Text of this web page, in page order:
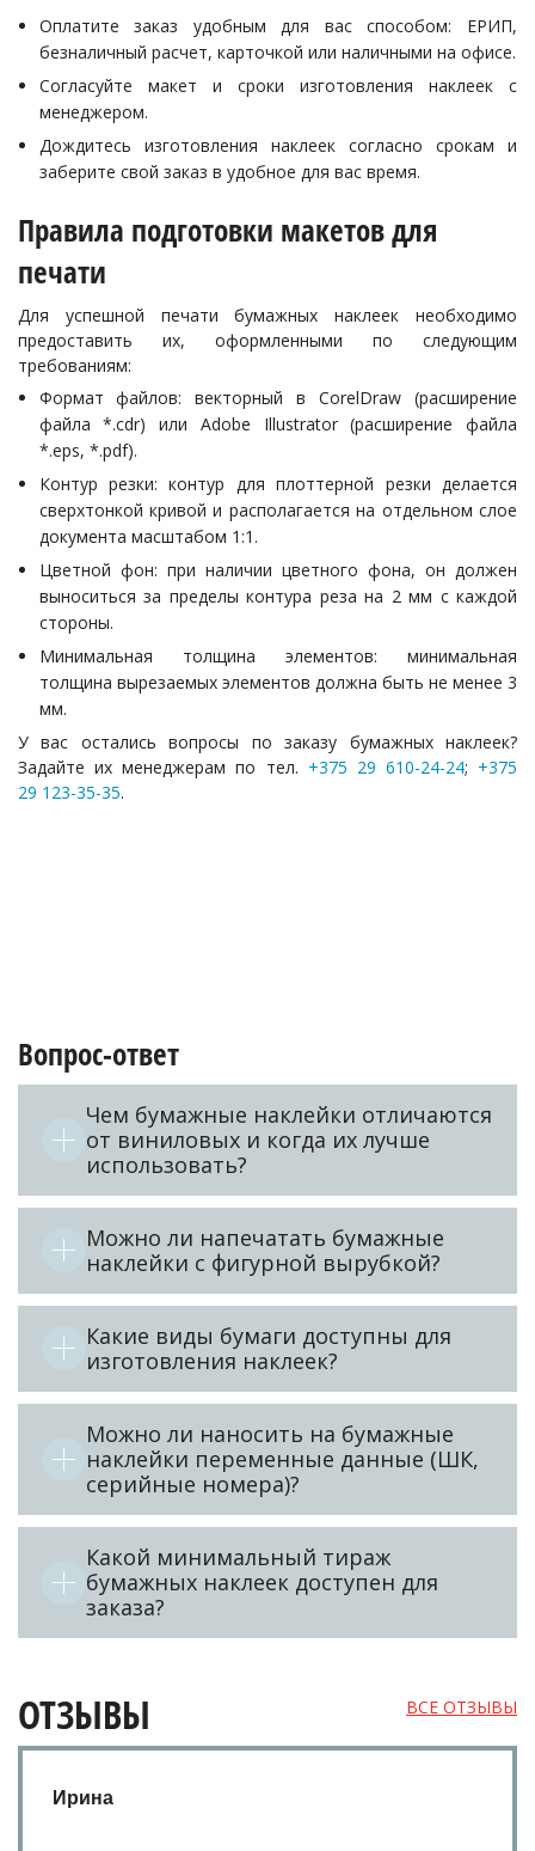
Оплатите заказ удобным для вас способом: ЕРИП,
безналичный расчет, карточкой или наличными на офисе.
Согласуйте макет и сроки изготовления наклеек с
менеджером.
Дождитесь изготовления наклеек согласно срокам и
заберите свой заказ в удобное для вас время.
Правила подготовки макетов для
печати
Для успешной печати бумажных наклеек необходимо
предоставить их, оформленными по следующим
требованиям:
Формат файлов: векторный в CorelDraw (расширение
файла *.cdr) или Adobe Illustrator (расширение файла
*.eps, *.pdf).
Контур резки: контур для плоттерной резки делается
сверхтонкой кривой и располагается на отдельном слое
документа масштабом 1:1.
Цветной фон: при наличии цветного фона, он должен
выноситься за пределы контура реза на 2 мм с каждой
стороны.
Минимальная толщина элементов: минимальная
толщина вырезаемых элементов должна быть не менее 3
мм.
У вас остались вопросы по заказу бумажных наклеек?
Задайте их менеджерам по тел. +375 29 610-24-24; +375
29 123-35-35.
Вопрос-ответ
Чем бумажные наклейки отличаются
от виниловых и когда их лучше
использовать?
Можно ли напечатать бумажные
наклейки с фигурной вырубкой?
Какие виды бумаги доступны для
изготовления наклеек?
Можно ли наносить на бумажные
наклейки переменные данные (ШК,
серийные номера)?
Какой минимальный тираж
бумажных наклеек доступен для
заказа?
ОТЗЫВЫ ВСЕ ОТЗЫВЫ
Ирина